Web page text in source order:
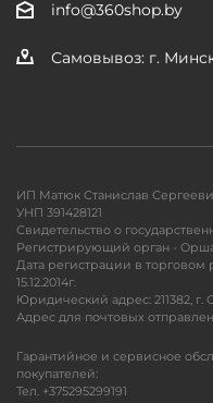
info@360shop.by
Самовывоз: г.
ИП Матюк Станислав
УНП 391428121
Свидетельство о
Регистрирующий орган -
Дата регистрации в торговом
15.12.2014г.
Юридический адрес: 211382, г.
Адрес для почтовых
Гарантийное и сервисное
покупателей:
Тел. +375295299191